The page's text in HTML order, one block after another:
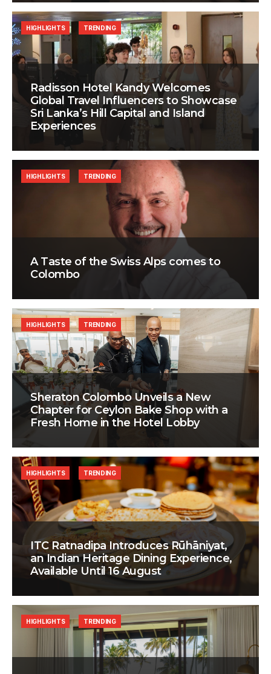
Radisson Hotel Kandy Welcomes
Global Travel Influencers to Showcase
Sri Lanka’s Hill Capital and Island
Experiences
HIGHLIGHTS TRENDING
A Taste of the Swiss Alps comes to
Colombo
HIGHLIGHTS TRENDING
Sheraton Colombo Unveils a New
Chapter for Ceylon Bake Shop with a
Fresh Home in the Hotel Lobby
HIGHLIGHTS TRENDING
ITC Ratnadipa Introduces Rūhāniyat,
an Indian Heritage Dining Experience,
Available Until 16 August
HIGHLIGHTS TRENDING
HIGHLIGHTS TRENDING